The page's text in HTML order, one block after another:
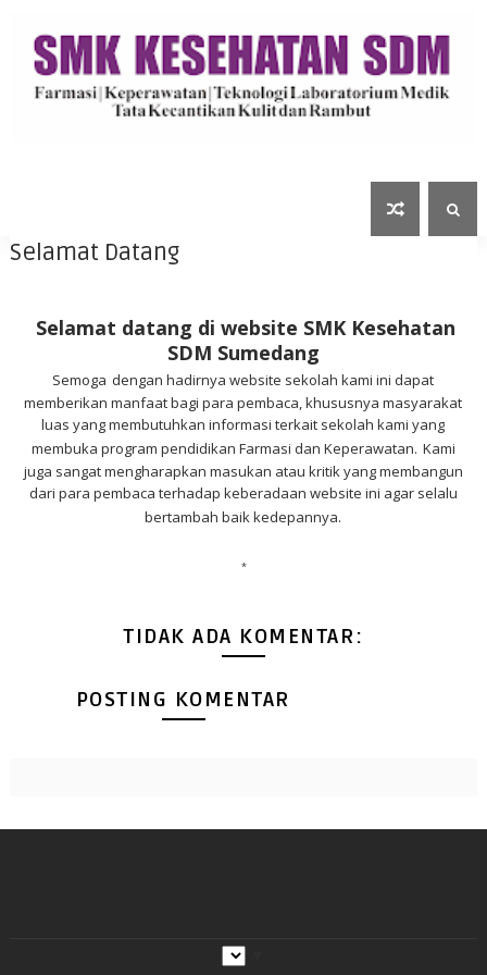
Selamat Datang
Selamat datang di website SMK Kesehatan
SDM Sumedang
Semoga dengan hadirnya website sekolah kami ini dapat
memberikan manfaat bagi para pembaca, khususnya masyarakat
luas yang membutuhkan informasi terkait sekolah kami yang
membuka program pendidikan Farmasi dan Keperawatan. Kami
juga sangat mengharapkan masukan atau kritik yang membangun
dari para pembaca terhadap keberadaan website ini agar selalu
bertambah baik kedepannya.
*
TIDAK ADA KOMENTAR:
POSTING KOMENTAR